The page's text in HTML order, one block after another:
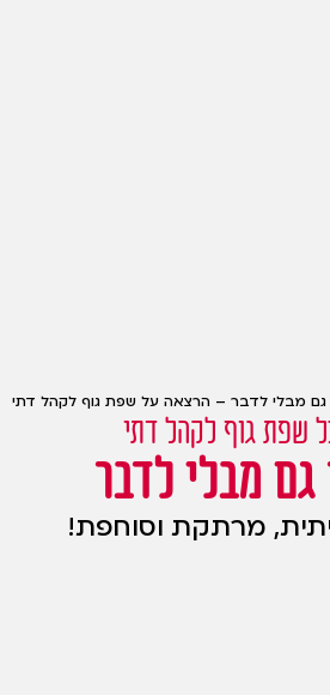
מבלי לדבר – הרצאה על שפת גוף לקהל דתי
שפת גוף לקהל דתי
מבלי לדבר
מרתקת וסוחפת!